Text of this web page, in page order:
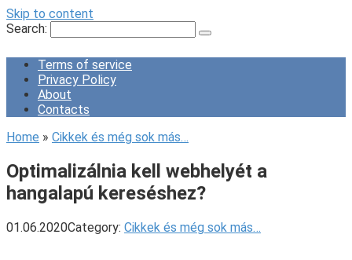
Skip to content
Search:
Terms of service
Privacy Policy
About
Contacts
Home » Cikkek és még sok más…
Optimalizálnia kell webhelyét a
hangalapú kereséshez?
01.06.2020Category: Cikkek és még sok más…